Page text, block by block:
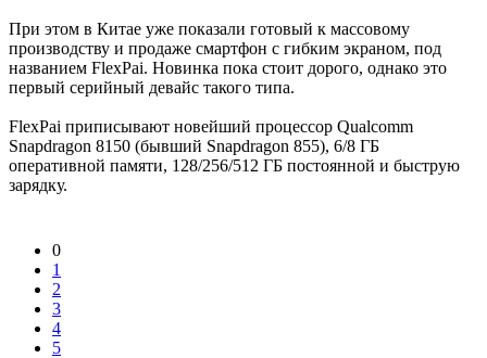
При этом в Китае уже показали готовый к массовому
производству и продаже смартфон с гибким экраном, под
названием FlexPai. Новинка пока стоит дорого, однако это
первый серийный девайс такого типа.
FlexPai приписывают новейший процессор Qualcomm
Snapdragon 8150 (бывший Snapdragon 855), 6/8 ГБ
оперативной памяти, 128/256/512 ГБ постоянной и быструю
зарядку.
0
1
2
3
4
5